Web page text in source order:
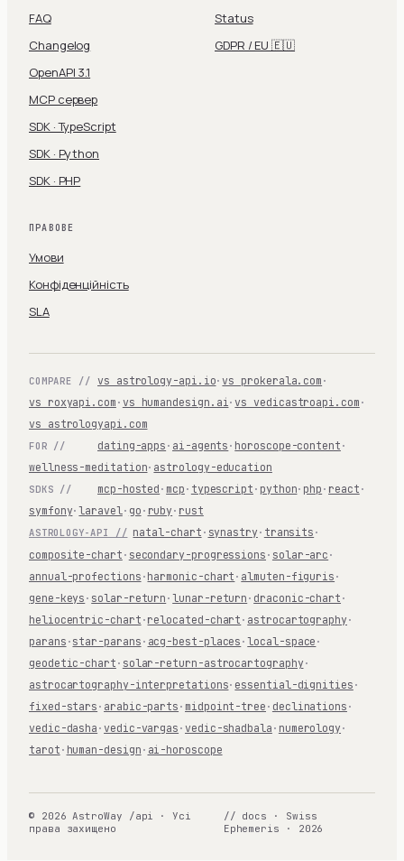
FAQ
Changelog
OpenAPI 3.1
MCP сервер
SDK · TypeScript
SDK · Python
SDK · PHP
Status
GDPR / EU 🇪🇺
ПРАВОВЕ
Умови
Конфіденційність
SLA
COMPARE // vs astrology-api.io·vs prokerala.com ·
vs roxyapi.com · vs humandesign.ai·vs vedicastroapi.com ·
vs astrologyapi.com
FOR // dating-apps · ai-agents · horoscope-content ·
wellness-meditation· astrology-education
SDKS // mcp-hosted · mcp · typescript · python· php · react ·
symfony·laravel· go · ruby · rust
ASTROLOGY-API // natal-chart · synastry · transits ·
composite-chart · secondary-progressions · solar-arc ·
annual-profections · harmonic-chart · almuten-figuris ·
gene-keys · solar-return ·lunar-return · draconic-chart ·
heliocentric-chart · relocated-chart · astrocartography ·
parans · star-parans · acg-best-places ·local-space ·
geodetic-chart · solar-return-astrocartography ·
astrocartography-interpretations· essential-dignities ·
fixed-stars · arabic-parts · midpoint-tree · declinations ·
vedic-dasha ·vedic-vargas ·vedic-shadbala · numerology ·
tarot · human-design · ai-horoscope
© 2026 AstroWay /api · Усі
права захищено
// docs · Swiss
Ephemeris · 2026